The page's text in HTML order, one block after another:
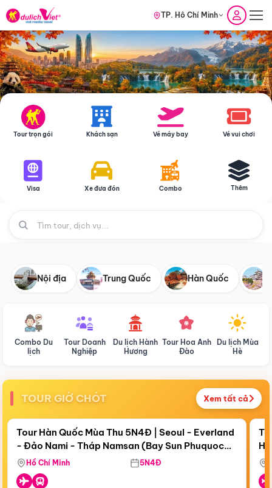
TP. Hồ Chí Minh
Tour trọn gói Khách sạn Vé máy bay Vé vui chơi
Visa Xe đưa đón Combo Thêm
Nội địa Trung Quốc Hàn Quốc
Combo Du
lịch
Tour Doanh
Nghiệp
Du lịch Hành
Hương
Tour Hoa Anh
Đào
Du lịch Mùa
Hè
TOUR GIỜ CHÓT Xem tất cả
Còn19 ngày 15:16:28
Điểm nổi bật
Tour Hàn Quốc Mùa Thu 5N4Đ | Seoul - Everland
- Đảo Nami - Tháp Namsan (Bay Sun Phuquoc
Airways)
Hồ Chí Minh 5N4Đ